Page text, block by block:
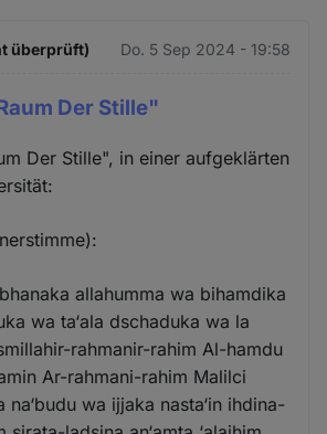
überprüft) Do. 5 Sep 2024 - 19:58
Der Stille"
Der Stille", in einer aufgeklärten
allahumma wa bihamdika
wa ta‘ala dschaduka wa la
rahmanir-rahim Al-hamdu
Ar-rahmani-rahim Malilci
wa ijjaka nasta‘in ihdina-